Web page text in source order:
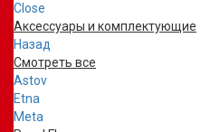
Close
Аксессуары и комплектующие
Назад
Смотреть все
Astov
Etna
Meta